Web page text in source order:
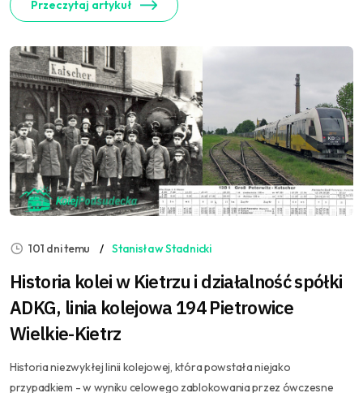
Przeczytaj artykuł
101 dni temu Stanisław Stadnicki
Historia kolei w Kietrzu i działalność spółki
ADKG, linia kolejowa 194 Pietrowice
Wielkie-Kietrz
Historia niezwykłej linii kolejowej, która powstała niejako
przypadkiem - w wyniku celowego zablokowania przez ówczesne